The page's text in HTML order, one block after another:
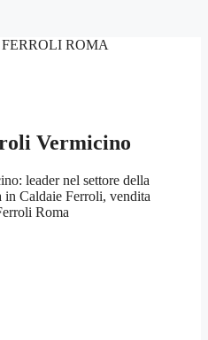
ROMA
Vermicino
leader nel settore della
in Caldaie Ferroli, vendita
Roma